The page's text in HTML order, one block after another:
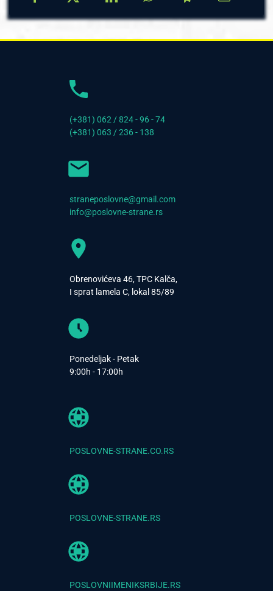
(+381) 062 / 824 - 96 - 74
(+381) 063 / 236 - 138
straneposlovne@gmail.com
info@poslovne-strane.rs
Obrenovićeva 46, TPC Kalča,
I sprat lamela C, lokal 85/89
Ponedeljak - Petak
9:00h - 17:00h
POSLOVNE-STRANE.CO.RS
POSLOVNE-STRANE.RS
POSLOVNIIMENIKSRBIJE.RS